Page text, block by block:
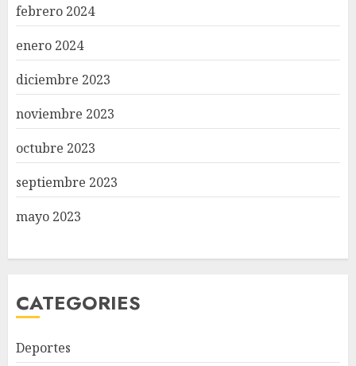
febrero 2024
enero 2024
diciembre 2023
noviembre 2023
octubre 2023
septiembre 2023
mayo 2023
CATEGORIES
Deportes